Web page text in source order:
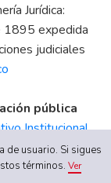
Jurídica:
1895 expedida
judiciales
pública
Institucional
|Régimen
de Ética|Canal
de usuario. Si sigues
términos.Ver